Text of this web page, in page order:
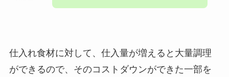
仕入れ食材に対して、仕入量が増えると大量調理
ができるので、そのコストダウンができた一部を